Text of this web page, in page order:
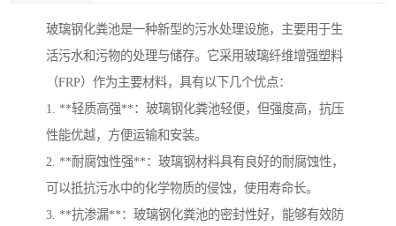
玻璃钢化粪池是一种新型的污水处理设施，主要用于生
活污水和污物的处理与储存。它采用玻璃纤维增强塑料
（FRP）作为主要材料，具有以下几个优点：
1. **轻质高强**：玻璃钢化粪池轻便，但强度高，抗压
性能优越，方便运输和安装。
2. **耐腐蚀性强**：玻璃钢材料具有良好的耐腐蚀性，
可以抵抗污水中的化学物质的侵蚀，使用寿命长。
3. **抗渗漏**：玻璃钢化粪池的密封性好，能够有效防